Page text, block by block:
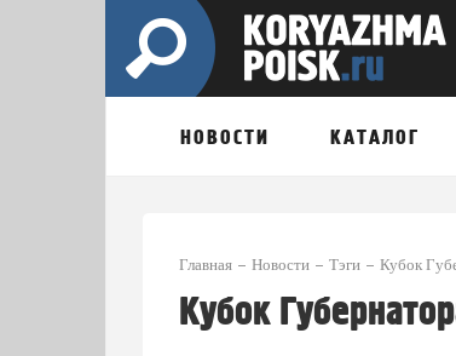
НОВОСТИ КАТАЛОГ
Главная Новости Тэги Кубок
Кубок